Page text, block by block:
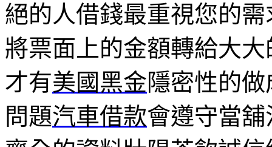
絕的人借錢最重視您的需
將票面上的金額轉給大
才有美國黑金隱密性的
問題汽車借款會遵守當